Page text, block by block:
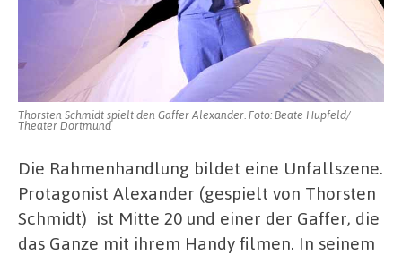
Thorsten Schmidt spielt den Gaffer Alexander. Foto: Beate Hupfeld/
Theater Dortmund
Die Rahmenhandlung bildet eine Unfallszene.
Protagonist Alexander (gespielt von Thorsten
Schmidt) ist Mitte 20 und einer der Gaffer, die
das Ganze mit ihrem Handy filmen. In seinem